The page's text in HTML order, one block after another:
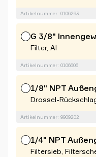
Artikelnummer: 0106293
G 3/8"
Filter, Al
Artikelnummer: 0106606
1/8" NPT
Drossel-
Artikelnummer: 9909202
1/4" NPT
Filtersieb,